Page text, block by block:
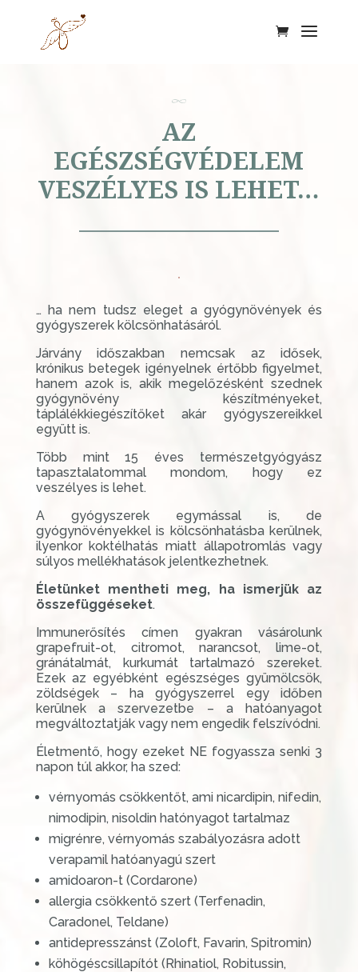
AZ
EGÉSZSÉGVÉDELEM
VESZÉLYES IS LEHET…
… ha nem tudsz eleget a gyógynövények és
gyógyszerek kölcsönhatásáról.
Járvány időszakban nemcsak az idősek,
krónikus betegek igényelnek értőbb figyelmet,
hanem azok is, akik megelőzésként szednek
gyógynövény készítményeket,
táplálékkiegészítőket akár gyógyszereikkel
együtt is.
Több mint 15 éves természetgyógyász
tapasztalatommal mondom, hogy ez
veszélyes is lehet.
A gyógyszerek egymással is, de
gyógynövényekkel is kölcsönhatásba kerülnek,
ilyenkor koktélhatás miatt állapotromlás vagy
súlyos mellékhatások jelentkezhetnek.
Életünket mentheti meg, ha ismerjük az
összefüggéseket.
Immunerősítés címen gyakran vásárolunk
grapefruit-ot, citromot, narancsot, lime-ot,
gránátalmát, kurkumát tartalmazó szereket.
Ezek az egyébként egészséges gyümölcsök,
zöldségek – ha gyógyszerrel egy időben
kerülnek a szervezetbe – a hatóanyagot
megváltoztatják vagy nem engedik felszívódni.
Életmentő, hogy ezeket NE fogyassza senki 3
napon túl akkor, ha szed:
vérnyomás csökkentőt, ami nicardipin, nifedin,
nimodipin, nisoldin hatónyagot tartalmaz
migrénre, vérnyomás szabályozásra adott
verapamil hatóanyagú szert
amidoaron-t (Cordarone)
allergia csökkentő szert (Terfenadin,
Caradonel, Teldane)
antidepresszánst (Zoloft, Favarin, Spitromin)
köhögéscsillapítót (Rhinatiol, Robitussin,